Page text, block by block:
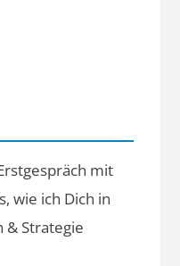
mit
wie ich Dich in
& Strategie